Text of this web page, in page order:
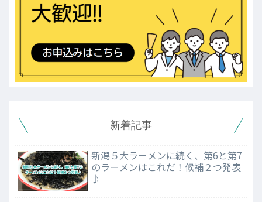
新着記事
新潟５大ラーメンに続く、第6と第7
のラーメンはこれだ！候補２つ発表
♪